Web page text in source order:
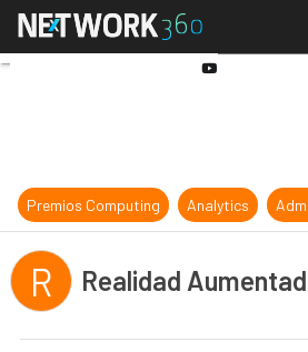
Premios Computing Analytics
R Realidad